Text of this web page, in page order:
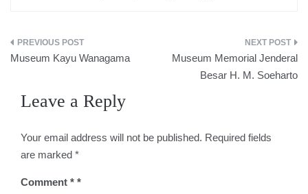
Post
Museum Kayu Wanagama
Museum Memorial Jenderal
Besar H. M. Soeharto
Leave a Reply
Your email address will not be published. Required fields
are marked *
Comment *